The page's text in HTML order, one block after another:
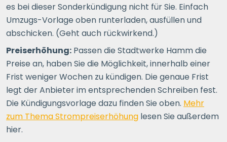
es bei dieser Sonderkündigung nicht für Sie. Einfach
Umzugs-Vorlage oben runterladen, ausfüllen und
abschicken. (Geht auch rückwirkend.)
Preiserhöhung: Passen die Stadtwerke Hamm die
Preise an, haben Sie die Möglichkeit, innerhalb einer
Frist weniger Wochen zu kündigen. Die genaue Frist
legt der Anbieter im entsprechenden Schreiben fest.
Die Kündigungsvorlage dazu finden Sie oben. Mehr
zum Thema Strompreiserhöhung lesen Sie außerdem
hier.